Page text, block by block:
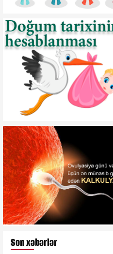
Son xəbərlər